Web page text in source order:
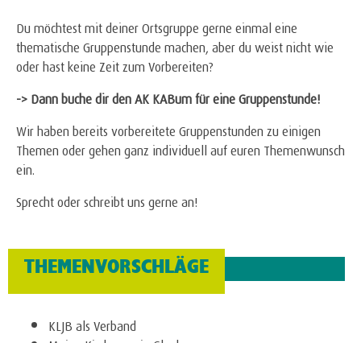
Du möchtest mit deiner Ortsgruppe gerne einmal eine
thematische Gruppenstunde machen, aber du weist nicht wie
oder hast keine Zeit zum Vorbereiten?
-> Dann buche dir den AK KABum für eine Gruppenstunde!
Wir haben bereits vorbereitete Gruppenstunden zu einigen
Themen oder gehen ganz individuell auf euren Themenwunsch
ein.
Sprecht oder schreibt uns gerne an!
THEMENVORSCHLÄGE
KLJB als Verband